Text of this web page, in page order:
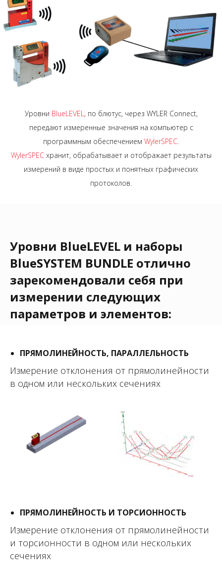
Уровни BlueLEVEL, по блютус, через WYLER Connect,
передают измеренные значения на компьютер с
программным обеспечением WylerSPEC.
WylerSPECхранит, обрабатывает и отображает результаты
измерений в виде простых и понятных графических
протоколов.
Уровни BlueLEVEL и наборы
BlueSYSTEM BUNDLE отлично
зарекомендовали себя при
измерении следующих
параметров и элементов:
ПРЯМОЛИНЕЙНОСТЬ, ПАРАЛЛЕЛЬНОСТЬ
Измерение отклонения от прямолинейности
в одном или нескольких сечениях
ПРЯМОЛИНЕЙНОСТЬ И ТОРСИОННОСТЬ
Измерение отклонения от прямолинейности
и торсионности в одном или нескольких
сечениях